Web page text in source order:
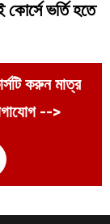
ভর্তি হতে
করুন মাত্র
-->